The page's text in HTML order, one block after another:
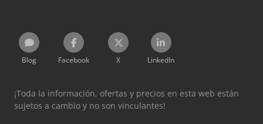
Blog Facebook X LinkedIn
¡Toda la información, ofertas y precios en esta web están
sujetos a cambio y no son vinculantes!